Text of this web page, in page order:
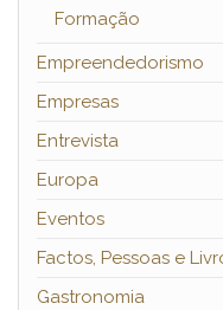
Formação
Empreendedorismo
Empresas
Entrevista
Europa
Eventos
Factos, Pessoas e
Gastronomia